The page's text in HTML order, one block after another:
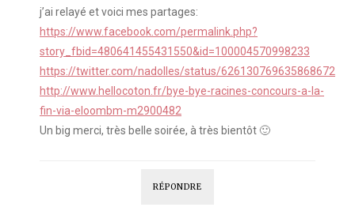
j’ai relayé et voici mes partages:
https://www.facebook.com/permalink.php?
story_fbid=480641455431550&id=100004570998233
https://twitter.com/nadolles/status/626130769635868672
http://www.hellocoton.fr/bye-bye-racines-concours-a-la-
fin-via-eloombm-m2900482
Un big merci, très belle soirée, à très bientôt 🙂
RÉPONDRE